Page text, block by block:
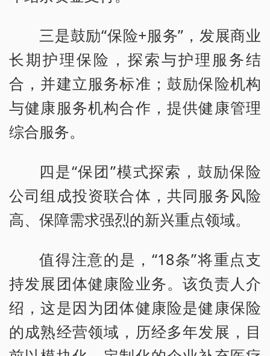
三是鼓励“保险+服务”，发展商业
长期护理保险，探索与护理服务结
合，并建立服务标准；鼓励保险机构
与健康服务机构合作，提供健康管理
综合服务。
四是“保团”模式探索，鼓励保险
公司组成投资联合体，共同服务风险
高、保障需求强烈的新兴重点领域。
值得注意的是，“18条”将重点支
持发展团体健康险业务。该负责人介
绍，这是因为团体健康险是健康保险
的成熟经营领域，历经多年发展，目